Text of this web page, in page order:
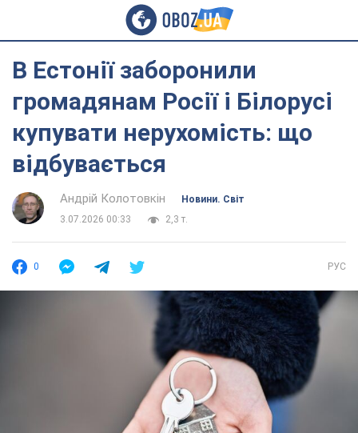
В Естонії заборонили
громадянам Росії і Білорусі
купувати нерухомість: що
відбувається
Андрій Колотовкін
Новини. Світ
3.07.2026 00:33
2,3 т.
0 РУС